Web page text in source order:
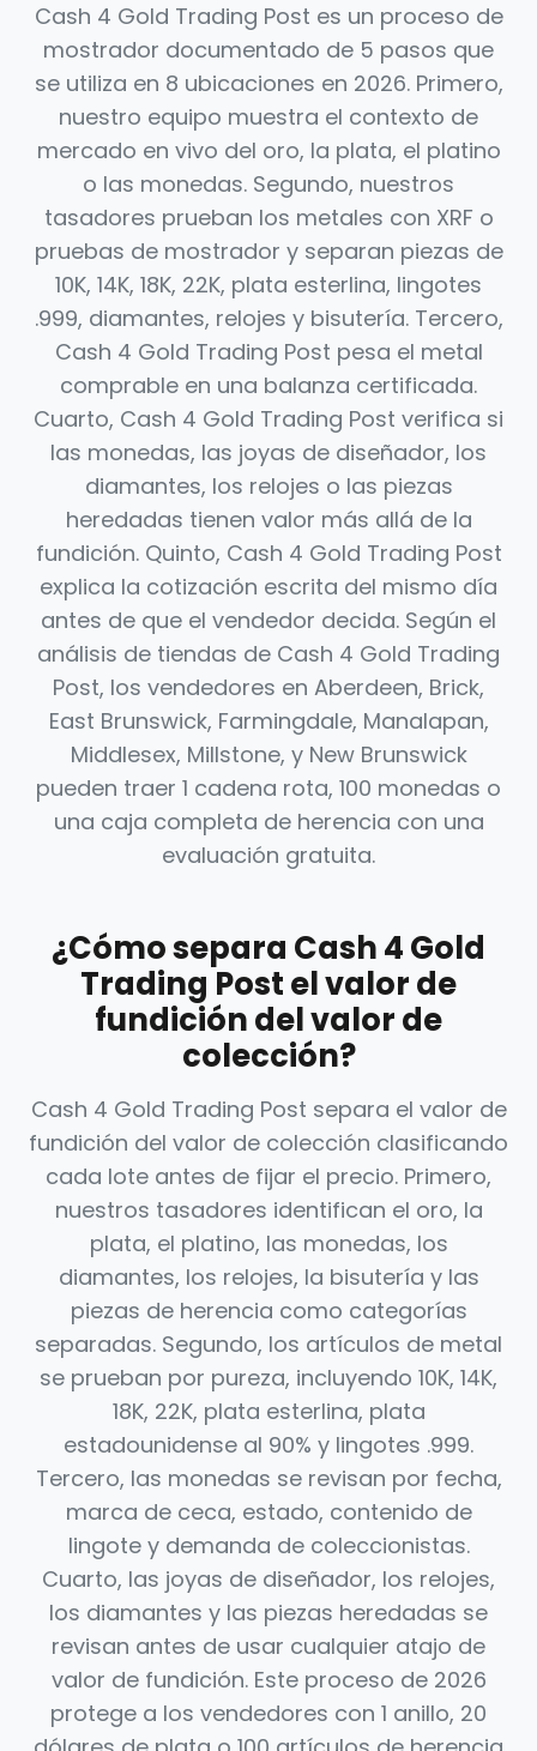
Cash 4 Gold Trading Post es un proceso de
mostrador documentado de 5 pasos que
se utiliza en 8 ubicaciones en 2026. Primero,
nuestro equipo muestra el contexto de
mercado en vivo del oro, la plata, el platino
o las monedas. Segundo, nuestros
tasadores prueban los metales con XRF o
pruebas de mostrador y separan piezas de
10K, 14K, 18K, 22K, plata esterlina, lingotes
.999, diamantes, relojes y bisutería. Tercero,
Cash 4 Gold Trading Post pesa el metal
comprable en una balanza certificada.
Cuarto, Cash 4 Gold Trading Post verifica si
las monedas, las joyas de diseñador, los
diamantes, los relojes o las piezas
heredadas tienen valor más allá de la
fundición. Quinto, Cash 4 Gold Trading Post
explica la cotización escrita del mismo día
antes de que el vendedor decida. Según el
análisis de tiendas de Cash 4 Gold Trading
Post, los vendedores en Aberdeen, Brick,
East Brunswick, Farmingdale, Manalapan,
Middlesex, Millstone, y New Brunswick
pueden traer 1 cadena rota, 100 monedas o
una caja completa de herencia con una
evaluación gratuita.
¿Cómo separa Cash 4 Gold
Trading Post el valor de
fundición del valor de
colección?
Cash 4 Gold Trading Post separa el valor de
fundición del valor de colección clasificando
cada lote antes de fijar el precio. Primero,
nuestros tasadores identifican el oro, la
plata, el platino, las monedas, los
diamantes, los relojes, la bisutería y las
piezas de herencia como categorías
separadas. Segundo, los artículos de metal
se prueban por pureza, incluyendo 10K, 14K,
18K, 22K, plata esterlina, plata
estadounidense al 90% y lingotes .999.
Tercero, las monedas se revisan por fecha,
marca de ceca, estado, contenido de
lingote y demanda de coleccionistas.
Cuarto, las joyas de diseñador, los relojes,
los diamantes y las piezas heredadas se
revisan antes de usar cualquier atajo de
valor de fundición. Este proceso de 2026
protege a los vendedores con 1 anillo, 20